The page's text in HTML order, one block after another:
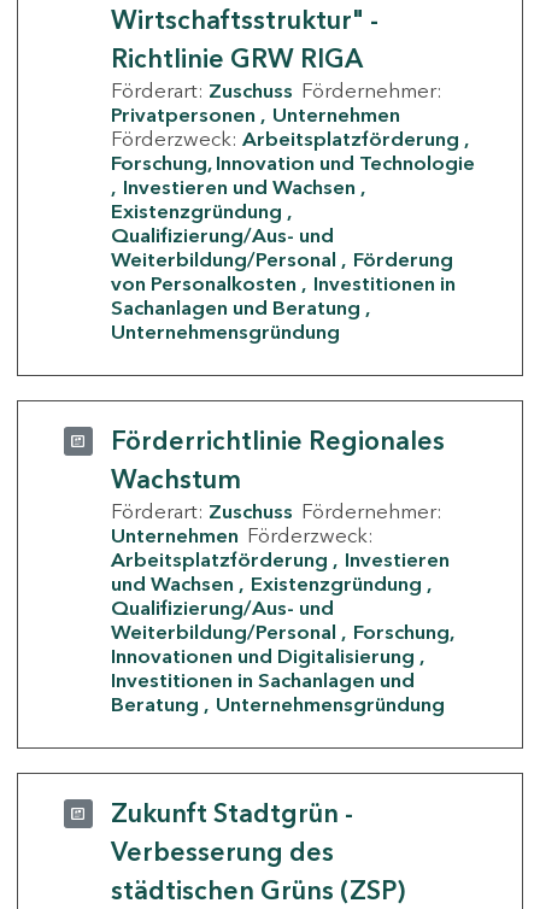
Wirtschaftsstruktur" -
Richtlinie GRW RIGA
Förderart: Zuschuss Fördernehmer:
Privatpersonen
Unternehmen
Förderzweck: Arbeitsplatzförderung
Forschung, Innovation und Technologie
Investieren und Wachsen
Existenzgründung
Qualifizierung/Aus- und
Weiterbildung/Personal
Förderung
von Personalkosten
Investitionen in
Sachanlagen und Beratung
Unternehmensgründung
Förderrichtlinie Regionales
Wachstum
Förderart: Zuschuss Fördernehmer:
Unternehmen Förderzweck:
Arbeitsplatzförderung
Investieren
und Wachsen
Existenzgründung
Qualifizierung/Aus- und
Weiterbildung/Personal
Forschung,
Innovationen und Digitalisierung
Investitionen in Sachanlagen und
Beratung
Unternehmensgründung
Zukunft Stadtgrün -
Verbesserung des
städtischen Grüns (ZSP)